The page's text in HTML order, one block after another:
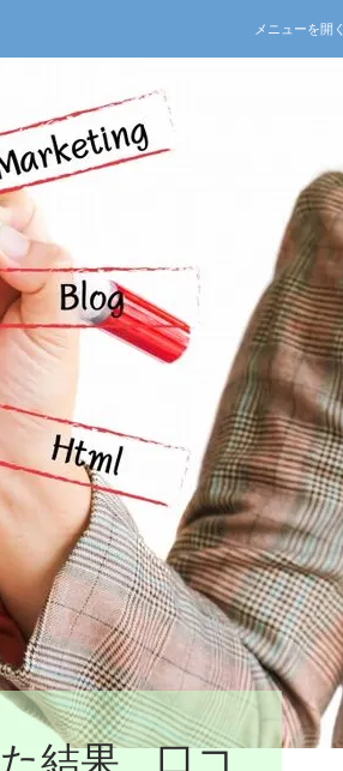
メニューを開く
結果….口コ